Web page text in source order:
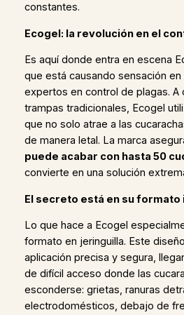
constantes.
Ecogel: la revolución en el
Es aquí donde entra en escena
que está causando sensación
expertos en control de plagas. A
trampas tradicionales, Ecogel
que no solo atrae a las
de manera letal. La marca
puede acabar con hasta 50
convierte en una solución
El secreto está en su formato
Lo que hace a Ecogel
formato en jeringuilla. Este
aplicación precisa y segura,
de difícil acceso donde las
esconderse: grietas, ranuras
electrodomésticos, debajo de